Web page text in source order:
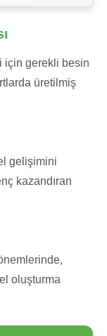
için gerekli besin
üretilmiş
gelişimini
kazandıran
oluşturma